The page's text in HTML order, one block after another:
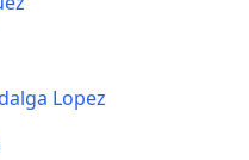
Lopez